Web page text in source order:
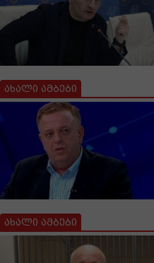
ახალი ამბები
ახალი ამბები